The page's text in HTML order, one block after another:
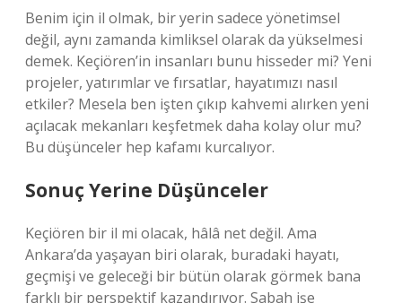
Benim için il olmak, bir yerin sadece yönetimsel
değil, aynı zamanda kimliksel olarak da yükselmesi
demek. Keçiören’in insanları bunu hisseder mi? Yeni
projeler, yatırımlar ve fırsatlar, hayatımızı nasıl
etkiler? Mesela ben işten çıkıp kahvemi alırken yeni
açılacak mekanları keşfetmek daha kolay olur mu?
Bu düşünceler hep kafamı kurcalıyor.
Sonuç Yerine Düşünceler
Keçiören bir il mi olacak, hâlâ net değil. Ama
Ankara’da yaşayan biri olarak, buradaki hayatı,
geçmişi ve geleceği bir bütün olarak görmek bana
farklı bir perspektif kazandırıyor. Sabah işe